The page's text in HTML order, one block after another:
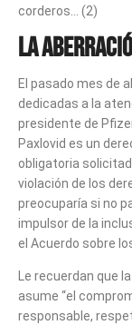
corderos… (2)
La
El pasado mes de
dedicadas a la
presidente de
Paxlovid es un
obligatoria
violación de los
preocuparía si no
impulsor de la
el Acuerdo sobre
Le recuerdan que
asume “el
responsable,